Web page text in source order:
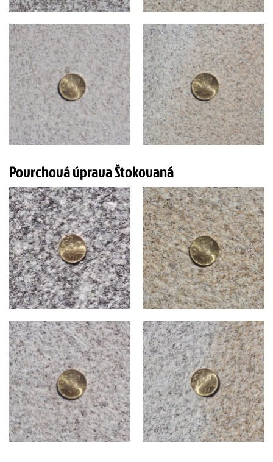
Povrchová úprava Štokovaná